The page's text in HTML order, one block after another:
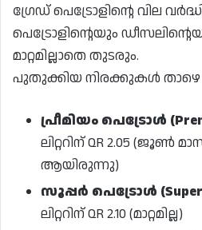
ഗ്രേഡ് പെട്രോളിന്റെ വില
പെട്രോളിന്റെയും
മാറ്റമില്ലാതെ തുടരും.
പുതുക്കിയ നിരക്കുകൾ
പ്രീമിയം പെട്രോൾ
ലിറ്ററിന് QR 2.05 (ജൂൺ
ആയിരുന്നു)
സൂപ്പർ പെട്രോൾ (Super
ലിറ്ററിന് QR 2.10 (മാറ്റമില്ല)